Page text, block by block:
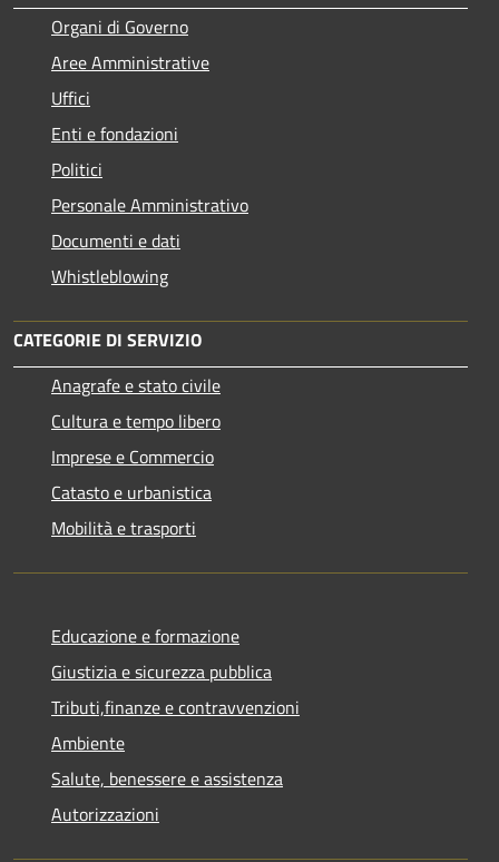
Organi di Governo
Aree Amministrative
Uffici
Enti e fondazioni
Politici
Personale Amministrativo
Documenti e dati
Whistleblowing
CATEGORIE DI SERVIZIO
Anagrafe e stato civile
Cultura e tempo libero
Imprese e Commercio
Catasto e urbanistica
Mobilità e trasporti
Educazione e formazione
Giustizia e sicurezza pubblica
Tributi,finanze e contravvenzioni
Ambiente
Salute, benessere e assistenza
Autorizzazioni